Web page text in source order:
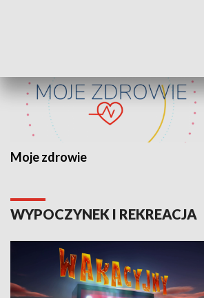
Moje zdrowie
WYPOCZYNEK I REKREACJA